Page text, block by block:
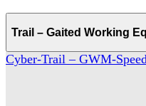
Trail – Gaited Working
Cyber-Trail – GWM-